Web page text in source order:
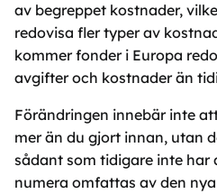
av begreppet kostnader,
redovisa fler typer av
kommer fonder i Europa
avgifter och kostnader än
Förändringen innebär inte
mer än du gjort innan, utan
sådant som tidigare inte har
numera omfattas av den